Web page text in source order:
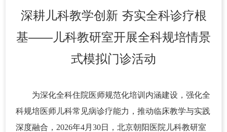
深耕儿科教学创新 夯实全科诊疗根
基——儿科教研室开展全科规培情景
式模拟门诊活动
为深化全科住院医师规范化培训内涵建设，强化全
科规培医师儿科常见病诊疗能力，推动临床教学与实践
深度融合，2026年4月30日，北京朝阳医院儿科教研室